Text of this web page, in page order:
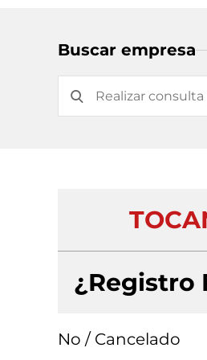
Buscar empresa
¿Registro
No / Cancelado